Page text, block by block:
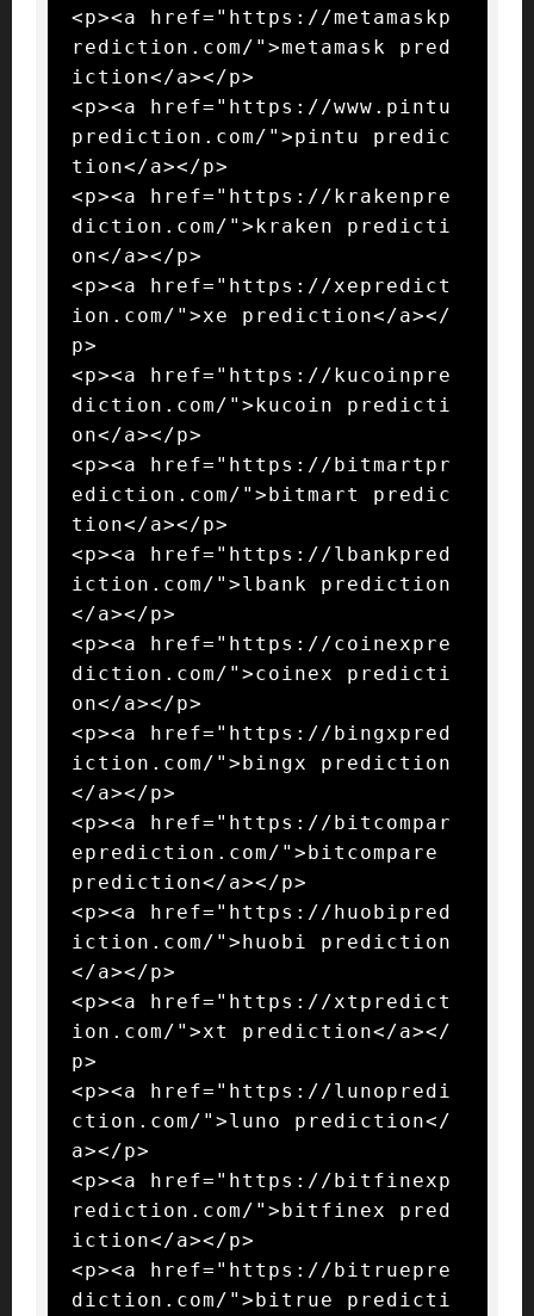
<p><a href="https://metamaskp
rediction.com/">metamask pred
iction</a></p>
<p><a href="https://www.pintu
prediction.com/">pintu predic
tion</a></p>
<p><a href="https://krakenpre
diction.com/">kraken predicti
on</a></p>
<p><a href="https://xepredict
ion.com/">xe prediction</a></
p>
<p><a href="https://kucoinpre
diction.com/">kucoin predicti
on</a></p>
<p><a href="https://bitmartpr
ediction.com/">bitmart predic
tion</a></p>
<p><a href="https://lbankpred
iction.com/">lbank prediction
</a></p>
<p><a href="https://coinexpre
diction.com/">coinex predicti
on</a></p>
<p><a href="https://bingxpred
iction.com/">bingx prediction
</a></p>
<p><a href="https://bitcompar
eprediction.com/">bitcompare
prediction</a></p>
<p><a href="https://huobipred
iction.com/">huobi prediction
</a></p>
<p><a href="https://xtpredict
ion.com/">xt prediction</a></
p>
<p><a href="https://lunopredi
ction.com/">luno prediction</
a></p>
<p><a href="https://bitfinexp
rediction.com/">bitfinex pred
iction</a></p>
<p><a href="https://bitruepre
diction.com/">bitrue predicti